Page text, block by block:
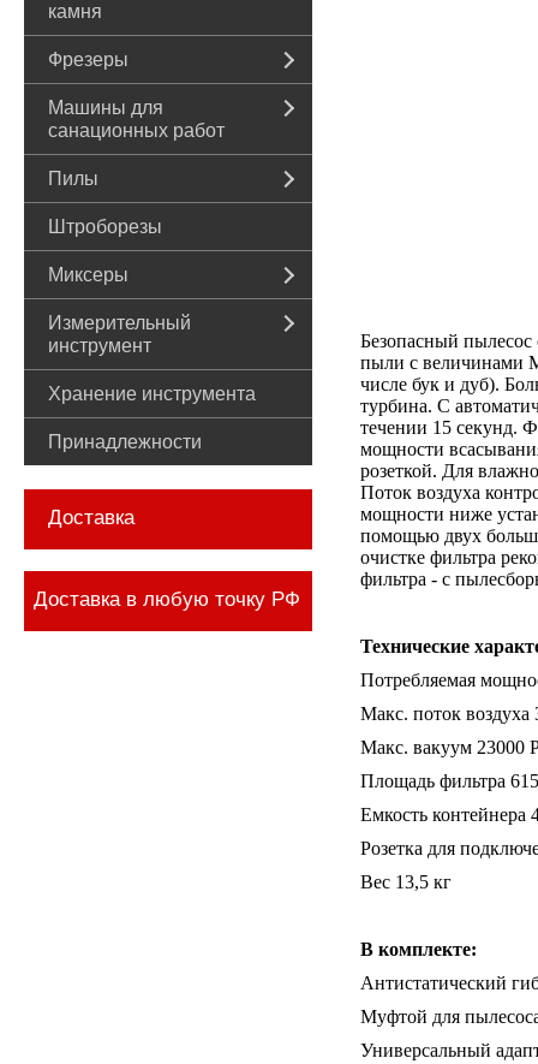
камня
Фрезеры
Машины для
санационных работ
Пилы
Штроборезы
Миксеры
Измерительный
инструмент
Хранение инструмента
Принадлежности
Доставка
Доставка в любую точку РФ
Безопасный пылесос
пыли с величинами
числе бук и дуб).
турбина. С
течении 15 секунд.
мощности
розеткой. Для
Поток воздуха
мощности ниже
помощью двух
очистке фильтра
фильтра - с
Технические
Потребляемая
Макс. поток воздуха
Макс. вакуум 23000
Площадь фильтра
Емкость контейнера
Розетка для
Вес 13,5 кг
В комплекте:
Антистатический
Муфтой для
Универсальный